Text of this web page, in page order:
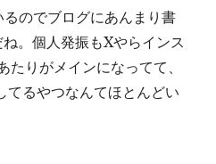
のでブログにあんまり書
。個人発振もXやらインス
りがメインになってて、
るやつなんてほとんどい